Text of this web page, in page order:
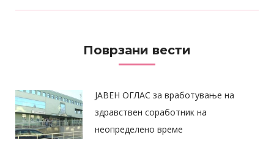
Поврзани вести
ЈАВЕН ОГЛАС за вработување на
здравствен соработник на
неопределено време